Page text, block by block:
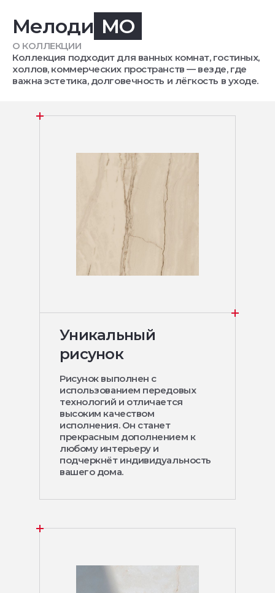
Мелоди MO
О КОЛЛЕКЦИИ
Коллекция подходит для ванных комнат, гостиных,
холлов, коммерческих пространств — везде, где
важна эстетика, долговечность и лёгкость в уходе.
Уникальный
рисунок
Рисунок выполнен с
использованием передовых
технологий и отличается
высоким качеством
исполнения. Он станет
прекрасным дополнением к
любому интерьеру и
подчеркнёт индивидуальность
вашего дома.